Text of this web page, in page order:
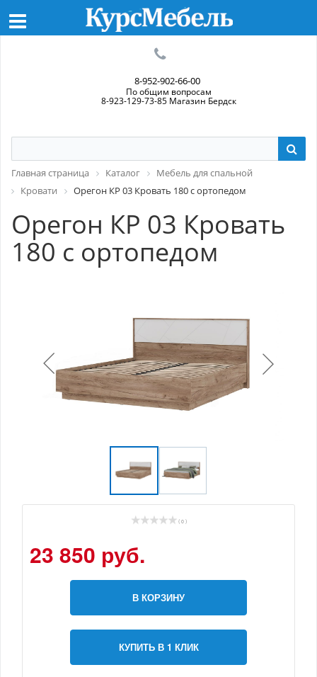
8-952-902-66-00
По общим вопросам
8-923-129-73-85 Магазин Бердск
Главная страница Каталог
Мебель для спальной
Кровати
Орегон КР 03 Кровать 180 с ортопедом
Орегон КР 03 Кровать
180 с ортопедом
( 0 )
23 850 руб.
В КОРЗИНУ
КУПИТЬ В 1 КЛИК